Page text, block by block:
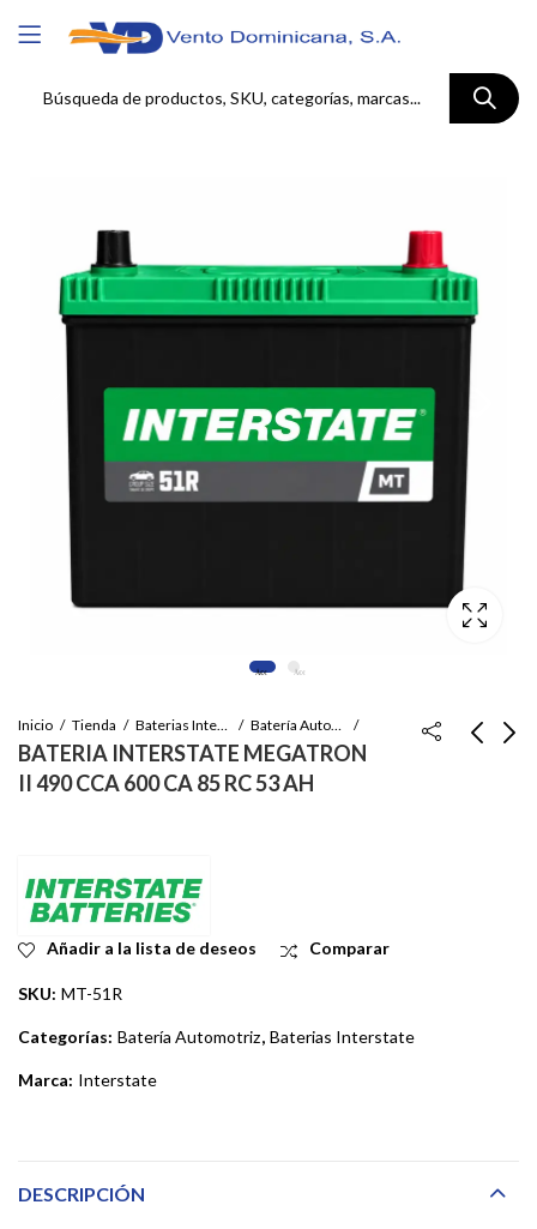
Inicio Tienda Baterias Interstate Batería Automotriz
BATERIA INTERSTATE MEGATRON
II 490 CCA 600 CA 85 RC 53 AH
Añadir a la lista de deseos Comparar
SKU: MT-51R
Categorías: Batería Automotriz, Baterias Interstate
Marca: Interstate
DESCRIPCIÓN